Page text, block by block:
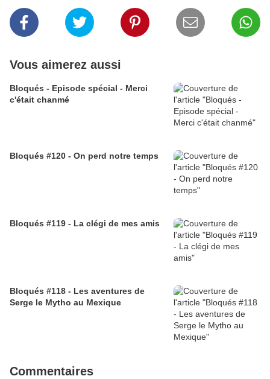
Vous aimerez aussi
Bloqués - Episode spécial - Merci
c'était chanmé
Bloqués #120 - On perd notre temps
Bloqués #119 - La clégi de mes amis
Bloqués #118 - Les aventures de
Serge le Mytho au Mexique
Commentaires